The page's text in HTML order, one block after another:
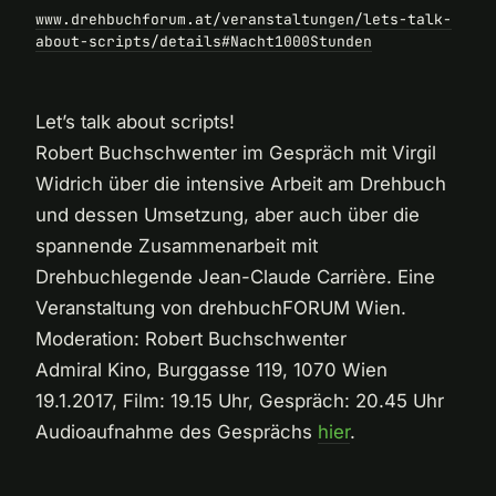
www.drehbuchforum.at/veranstaltungen/lets-talk-
about-scripts/details#Nacht1000Stunden
Let’s talk about scripts!
Robert Buchschwenter im Gespräch mit Virgil
Widrich über die intensive Arbeit am Drehbuch
und dessen Umsetzung, aber auch über die
spannende Zusammenarbeit mit
Drehbuchlegende Jean-Claude Carrière. Eine
Veranstaltung von drehbuchFORUM Wien.
Moderation: Robert Buchschwenter
Admiral Kino, Burggasse 119, 1070 Wien
19.1.2017, Film: 19.15 Uhr, Gespräch: 20.45 Uhr
Audioaufnahme des Gesprächs hier.